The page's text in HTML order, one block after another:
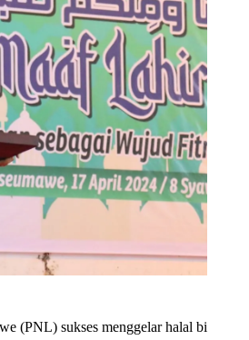
(PNL) sukses menggelar halal bi